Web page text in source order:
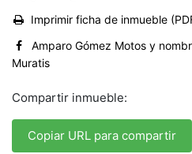
Imprimir ficha de inmueble
Amparo Gómez Motos y
Muratis
Compartir inmueble:
Copiar URL para compartir